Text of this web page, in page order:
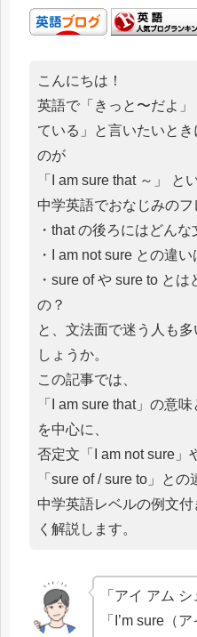
こんにちは！
英語で「きっと〜だよ」
ている」と言いたいと
のが
「I am sure that ～」 と
中学英語でおなじみのフ
・that の後ろにはどんな
・I am not sure との違い
・sure of や sure to とは
の？
と、文法面で迷う人も
しょうか。
この記事では、
「I am sure that」の意
を中心に、
否定文「I am not sure」
「sure of / sure to」との
中学英語レベルの例文
く解説します。
「アイ アム
「I’m sure（